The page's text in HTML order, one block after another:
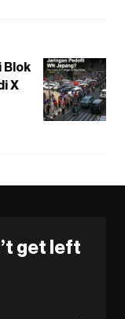
Blok
X
get left